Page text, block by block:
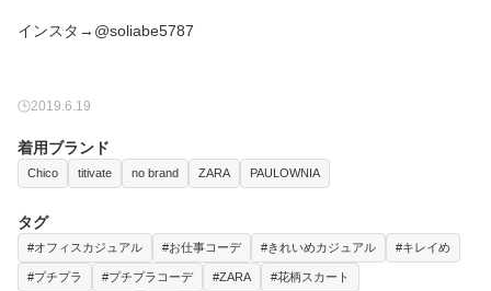
インスタ→@soliabe5787
2019.6.19
着用ブランド
Chico titivate no brand ZARA PAULOWNIA
タグ
#オフィスカジュアル #お仕事コーデ #きれいめカジュアル #キレイめ
#プチプラ #プチプラコーデ #ZARA #花柄スカート